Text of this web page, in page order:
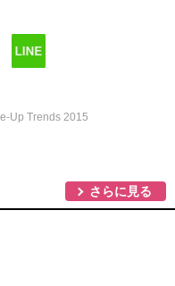
Up Trends 2015
さらに見る